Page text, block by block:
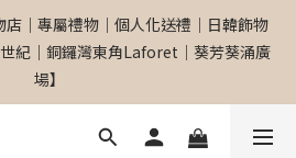
店｜專屬禮物｜個人化送禮｜日韓飾物
紀｜銅鑼灣東角Laforet｜葵芳葵涌廣
場】
店｜專屬禮物｜個人化送禮｜日韓飾物
紀｜銅鑼灣東角Laforet｜葵芳葵涌廣
場】